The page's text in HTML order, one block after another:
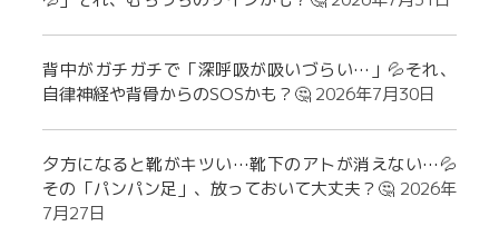
背中がガチガチで「深呼吸が吸いづらい…」💦それ、
自律神経や背骨からのSOSかも？🤔 2026年7月30日
夕方になると靴がキツい…靴下のアトが消えない…💦
その「パンパン足」、放っておいて大丈夫？🤔 2026年
7月27日